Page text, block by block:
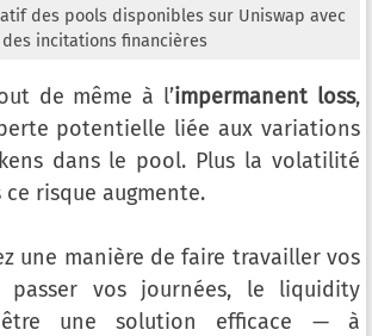
des pools disponibles sur Uniswap avec
des incitations financières
de même à l’impermanent loss,
potentielle liée aux variations
dans le pool. Plus la volatilité
ce risque augmente.
une manière de faire travailler vos
vos journées, le liquidity
une solution efficace — à